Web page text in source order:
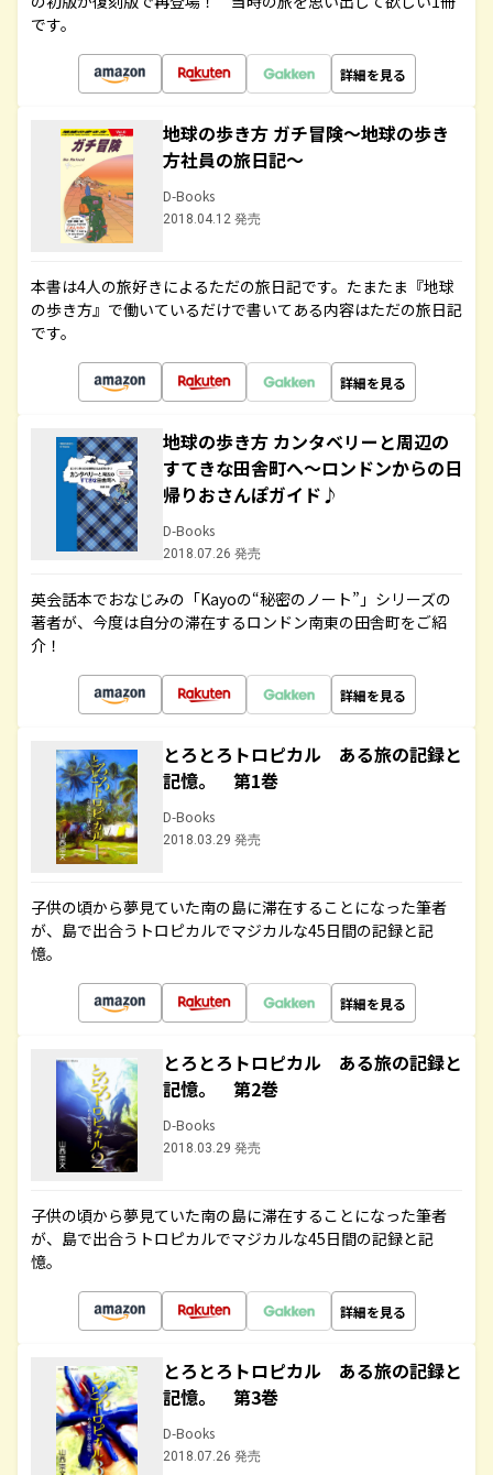
です。
詳細を見る
地球の歩き方 ガチ冒険～地球の歩き
方社員の旅日記～
D-Books
2018.04.12 発売
本書は4人の旅好きによるただの旅日記です。たまたま『地球
の歩き方』で働いているだけで書いてある内容はただの旅日記
です。
詳細を見る
地球の歩き方 カンタベリーと周辺の
すてきな田舎町へ～ロンドンからの日
帰りおさんぽガイド♪
D-Books
2018.07.26 発売
英会話本でおなじみの「Kayoの“秘密のノート”」シリーズの
著者が、今度は自分の滞在するロンドン南東の田舎町をご紹
介！
詳細を見る
とろとろトロピカル ある旅の記録と
記憶。 第1巻
D-Books
2018.03.29 発売
子供の頃から夢見ていた南の島に滞在することになった筆者
が、島で出合うトロピカルでマジカルな45日間の記録と記
憶。
詳細を見る
とろとろトロピカル ある旅の記録と
記憶。 第2巻
D-Books
2018.03.29 発売
子供の頃から夢見ていた南の島に滞在することになった筆者
が、島で出合うトロピカルでマジカルな45日間の記録と記
憶。
詳細を見る
とろとろトロピカル ある旅の記録と
記憶。 第3巻
D-Books
2018.07.26 発売